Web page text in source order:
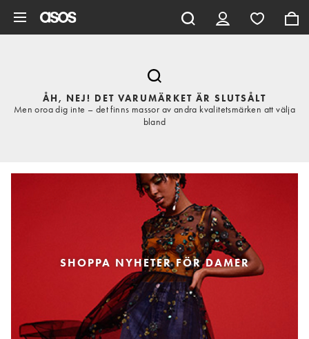
ÅH, NEJ! DET VARUMÄRKET ÄR SLUTSÅLT
Men oroa dig inte – det finns massor av andra kvalitetsmärken att välja
bland
SHOPPA NYHETER FÖR DAMER